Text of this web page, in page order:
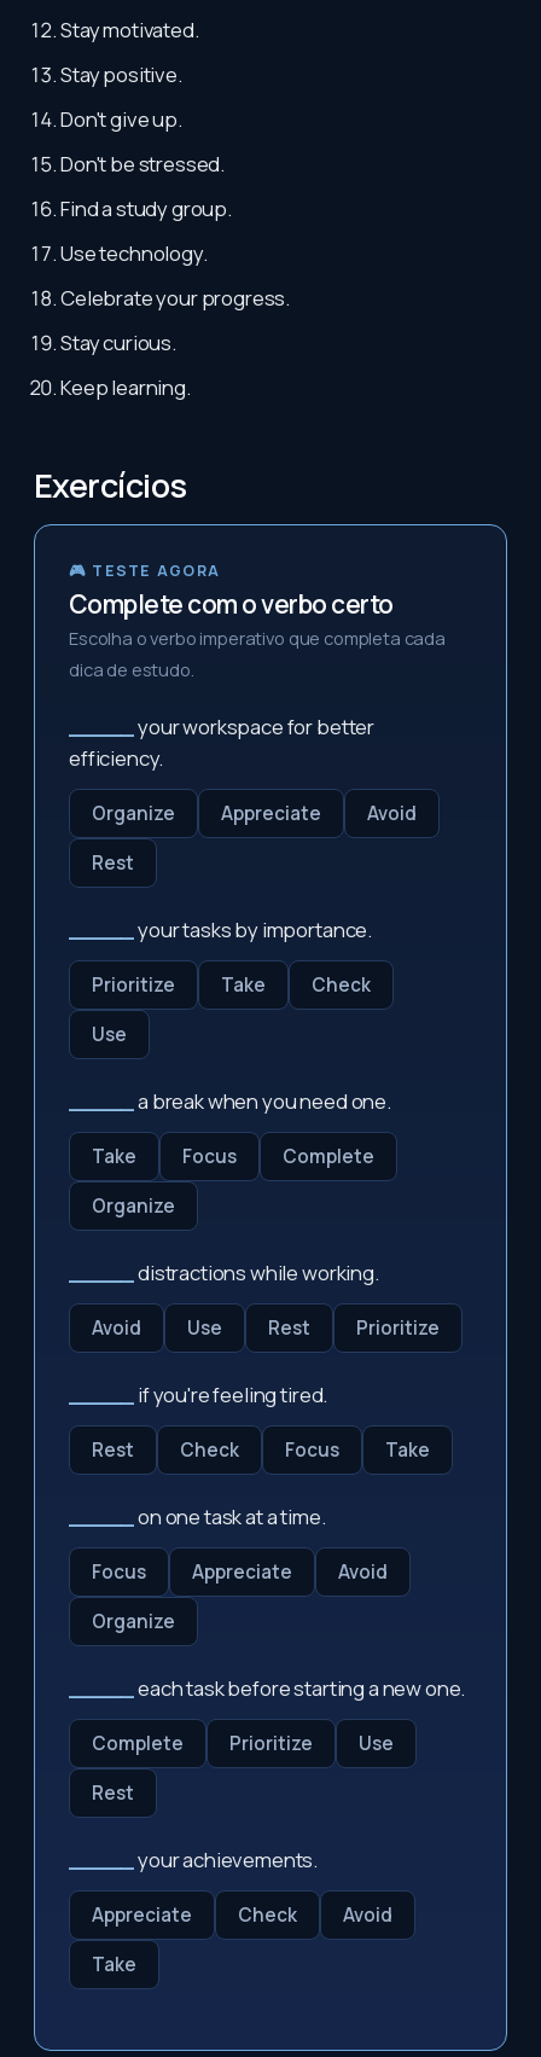
Stay motivated.
Stay positive.
Don't give up.
Don't be stressed.
Find a study group.
Use technology.
Celebrate your progress.
Stay curious.
Keep learning.
Exercícios
🎮 TESTE AGORA
Complete com o verbo certo
Escolha o verbo imperativo que completa cada
dica de estudo.
your workspace for better
efficiency.
Organize Appreciate
Avoid
Rest
your tasks by importance.
Prioritize Take
Check
Use
a break when you need one.
Take Focus
Complete
Organize
distractions while working.
Avoid Use Rest Prioritize
if you're feeling tired.
Rest Check Focus Take
on one task at a time.
Focus Appreciate
Avoid
Organize
each task before starting a new one.
Complete Prioritize
Use
Rest
your achievements.
Appreciate Check
Avoid
Take